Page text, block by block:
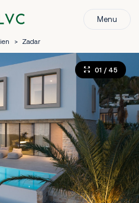
Menu
> Zadar
01 / 45